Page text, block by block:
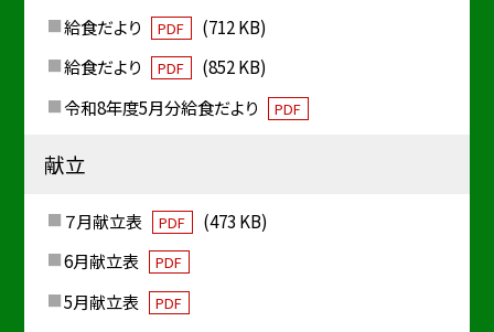
給食だより
PDF
(712 KB)
給食だより
PDF
(852 KB)
令和8年度5月分給食だより
PDF
献立
７月献立表 PDF
(473 KB)
6月献立表
PDF
5月献立表 PDF